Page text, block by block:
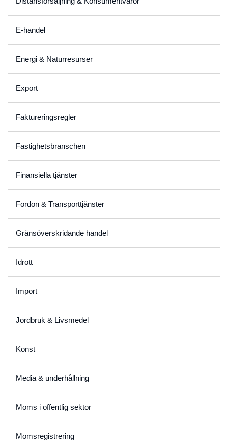
E-handel
Energi & Naturresurser
Export
Faktureringsregler
Fastighetsbranschen
Finansiella tjänster
Fordon & Transporttjänster
Gränsöverskridande handel
Idrott
Import
Jordbruk & Livsmedel
Konst
Media & underhållning
Moms i offentlig sektor
Momsregistrering